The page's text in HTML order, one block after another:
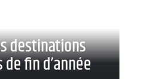
destinations
fin d’année